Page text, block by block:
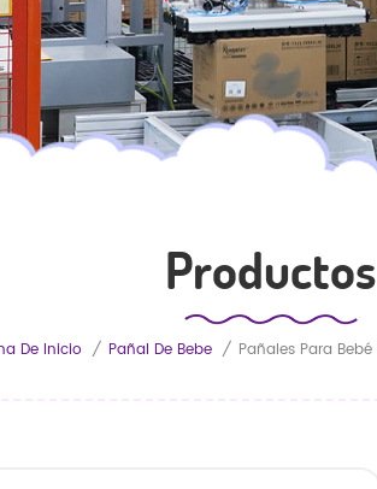
Productos
De Inicio / Pañal De Bebe /